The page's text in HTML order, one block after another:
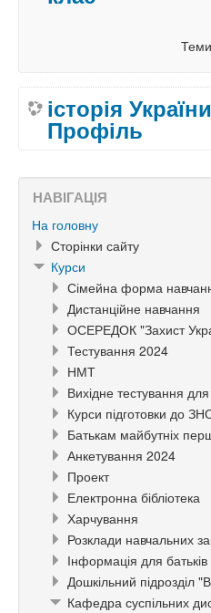
Теми
історія
Профіль
НАВІГАЦІЯ
На головну
Сторінки сайту
Курси
Сімейна форма
Дистанційне навчання
ОСЕРЕДОК "Захист
Тестування 2024
НМТ
Вихідне тестування для
Курси підготовки до
Анкетування 2024
Проект
Електронна бібліотека
Харчування
Розклади навчальних
Інформація для батьків
Дошкільний підрозділ
Кафедра суспільних